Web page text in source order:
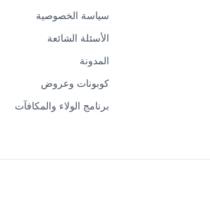
سياسة الخصوصية
الأسئلة الشائعة
المدونة
كوبونات وعروض
برنامج الولاء والمكافآت